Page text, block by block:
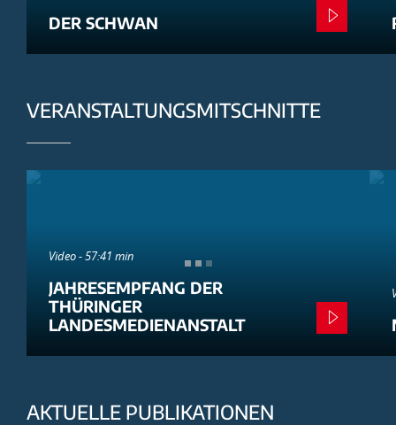
DER SCHWAN
VERANSTALTUNGSMITSCHNITTE
Video - 57:41 min
JAHRESEMPFANG DER
THÜRINGER
LANDESMEDIENANSTALT
AKTUELLE PUBLIKATIONEN